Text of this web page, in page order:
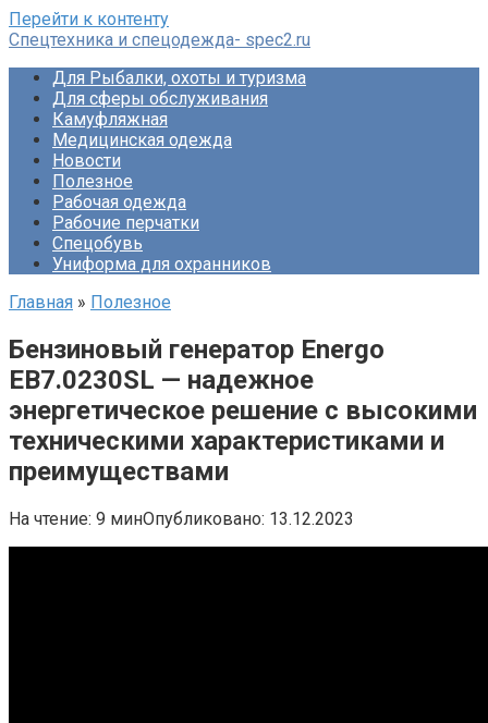
Перейти к контенту
Спецтехника и спецодежда- spec2.ru
Для Рыбалки, охоты и туризма
Для сферы обслуживания
Камуфляжная
Медицинская одежда
Новости
Полезное
Рабочая одежда
Рабочие перчатки
Спецобувь
Униформа для охранников
Главная » Полезное
Бензиновый генератор Energo
EB7.0230SL — надежное
энергетическое решение с высокими
техническими характеристиками и
преимуществами
На чтение: 9 минОпубликовано: 13.12.2023